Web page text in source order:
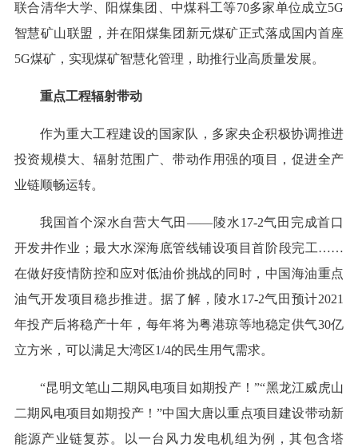
联合清华大学、阳煤集团、中煤科工等70多家单位成立5G
智慧矿山联盟，并在阳煤集团新元煤矿正式落成国内首座
5G煤矿，实现煤矿智慧化管理，助推行业高质量发展。
重点工程辐射带动
作为重大工程建设的国家队，多家央企积极协调推进
投资规模大、辐射范围广、带动作用强的项目，促进全产
业链顺畅运转。
我国首个深水自营大气田——陵水17-2气田完成首口
开发井作业；最大水深海底管线铺设项目首阶段完工……
在做好疫情防控和应对低油价挑战的同时，中国海油重点
油气开发项目稳步推进。据了解，陵水17-2气田预计2021
年投产后将稳产十年，每年将为粤港琼等地稳定供气30亿
立方米，可以满足大湾区1/4的民生用气需求。
“昆明文笔山二期风电项目如期投产！”“黑龙江威虎山
二期风电项目如期投产！”中国大唐以重点项目建设带动新
能源产业链复苏。以一台风力发电机组为例，其包含塔